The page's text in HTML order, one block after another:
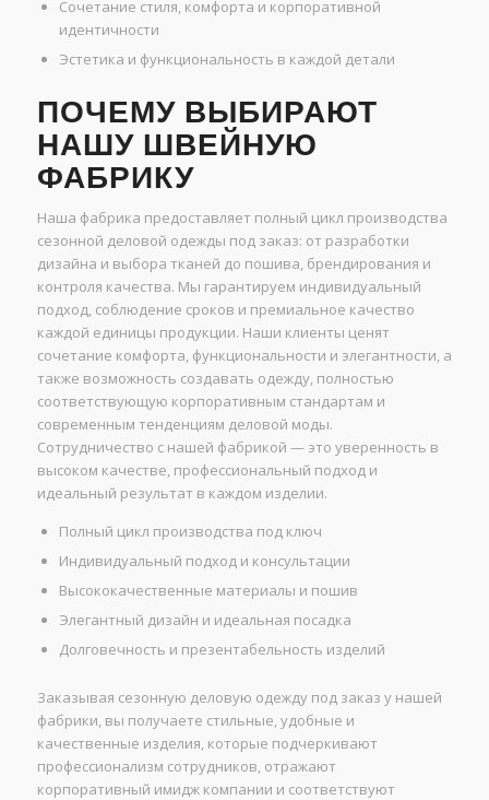
Сочетание стиля, комфорта и корпоративной
идентичности
Эстетика и функциональность в каждой детали
ПОЧЕМУ ВЫБИРАЮТ
НАШУ ШВЕЙНУЮ
ФАБРИКУ
Наша фабрика предоставляет полный цикл производства
сезонной деловой одежды под заказ: от разработки
дизайна и выбора тканей до пошива, брендирования и
контроля качества. Мы гарантируем индивидуальный
подход, соблюдение сроков и премиальное качество
каждой единицы продукции. Наши клиенты ценят
сочетание комфорта, функциональности и элегантности, а
также возможность создавать одежду, полностью
соответствующую корпоративным стандартам и
современным тенденциям деловой моды.
Сотрудничество с нашей фабрикой — это уверенность в
высоком качестве, профессиональный подход и
идеальный результат в каждом изделии.
Полный цикл производства под ключ
Индивидуальный подход и консультации
Высококачественные материалы и пошив
Элегантный дизайн и идеальная посадка
Долговечность и презентабельность изделий
Заказывая сезонную деловую одежду под заказ у нашей
фабрики, вы получаете стильные, удобные и
качественные изделия, которые подчеркивают
профессионализм сотрудников, отражают
корпоративный имидж компании и соответствуют